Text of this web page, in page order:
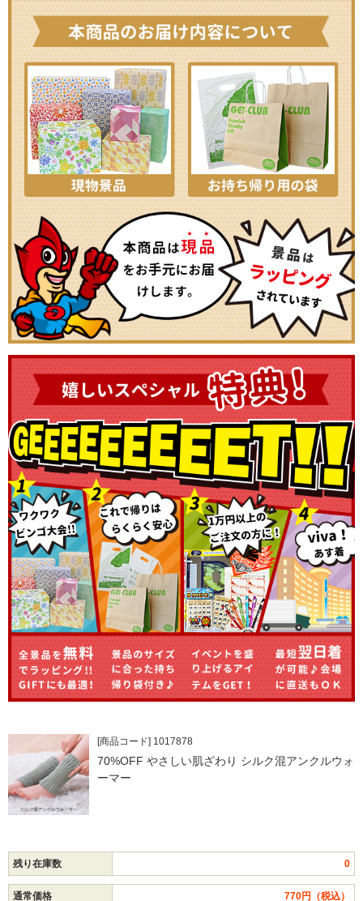
[商品コード] 1017878
70%OFF やさしい肌ざわり シルク混アンクルウォ
ーマー
残り在庫数 0
通常価格 770円（税込）